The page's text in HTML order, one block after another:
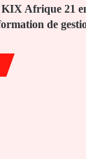
Afrique 21
de